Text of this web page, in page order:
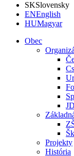
SKSlovensky
ENEnglish
HUMagyar
Obec
Projekty
História